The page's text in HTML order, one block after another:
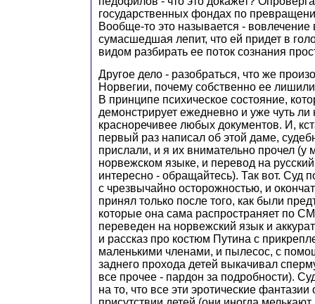
государственных фондах по
Вообще-то это называется - вовлечение
сумасшедшая лепит, что ей придет в
видом разбирать ее поток сознания
Другое дело - разобраться, что же
Норвегии, почему собственно ее
В принципе психическое состояние,
демонстрирует ежедневно и уже чуть ли
красноречивее любых документов. И,
первый раз написал об этой даме,
прислали, и я их внимательно прочел (у
норвежском языке, и перевод на
интересно - обращайтесь). Так вот. Суд
с чрезвычайно осторожностью, и
принял только после того, как были
которые она сама распространяет по
переведен на норвежский язык и
и рассказ про костюм Путина с
маленькими членами, и пылесос, с
заднего прохода детей выкачивал
все прочее - пардон за подробности).
на то, что все эти эротические